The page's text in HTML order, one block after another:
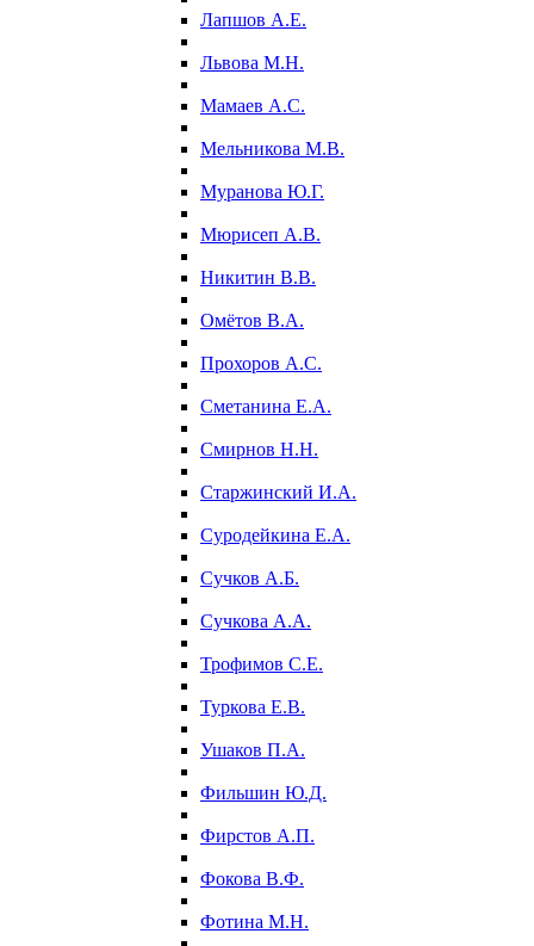
Лапшов А.Е.
Львова М.Н.
Мамаев А.С.
Мельникова М.В.
Муранова Ю.Г.
Мюрисеп А.В.
Никитин В.В.
Омётов В.А.
Прохоров А.С.
Сметанина Е.А.
Смирнов Н.Н.
Старжинский И.А.
Суродейкина Е.А.
Сучков А.Б.
Сучкова А.А.
Трофимов С.Е.
Туркова Е.В.
Ушаков П.А.
Фильшин Ю.Д.
Фирстов А.П.
Фокова В.Ф.
Фотина М.Н.